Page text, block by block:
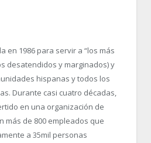
en 1986 para servir a “los más
desatendidos y marginados) y
hispanas y todos los
Durante casi cuatro décadas,
en una organización de
más de 800 empleados que
a 35mil personas